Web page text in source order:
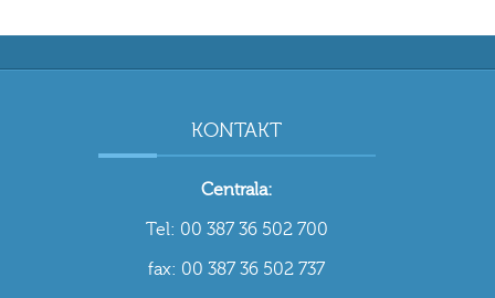
KONTAKT
Centrala:
Tel: 00 387 36 502 700
fax: 00 387 36 502 737